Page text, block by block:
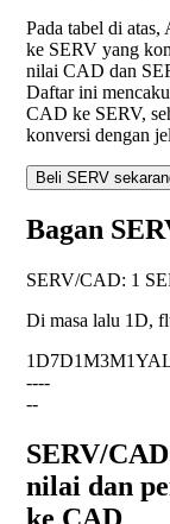
Pada tabel di
ke SERV yang
nilai CAD dan
Daftar ini
CAD ke SERV,
konversi dengan
Beli SERV
Bagan
SERV/CAD: 1
Di masa lalu 1D,
1D7D1M3M1Y
----
--
SERV/
nilai dan